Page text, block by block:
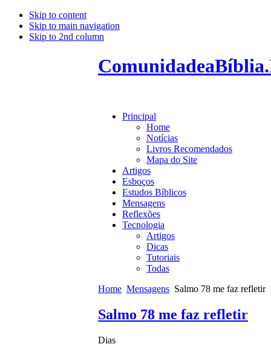
Skip to content
Skip to main navigation
Skip to 2nd column
Principal
Home
Notícias
Livros Recomendados
Mapa do Site
Artigos
Esboços
Estudos Bíblicos
Mensagens
Reflexões
Tecnologia
Artigos
Dicas
Tutoriais
Todas
Home Mensagens Salmo 78 me faz refletir
Salmo 78 me faz refletir
Dias